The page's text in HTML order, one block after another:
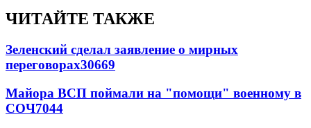
ЧИТАЙТЕ ТАКЖЕ
Зеленский сделал заявление о мирных
переговорах30669
Майора ВСП поймали на "помощи" военному в
СОЧ7044